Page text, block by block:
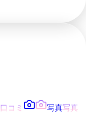
口コミ 写真写真